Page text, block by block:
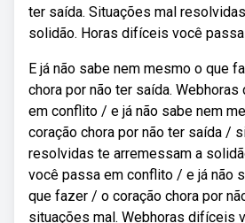
ter saída. Situações mal
solidão. Horas difíceis você
E já não sabe nem mesmo o que
chora por não ter saída.
em conflito / e já não sabe nem
coração chora por não ter saída /
resolvidas te arremessam a
você passa em conflito / e já não
que fazer / o coração chora por
situações mal. Webhoras difíceis